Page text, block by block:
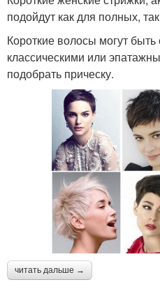
подойдут как для полных,
Короткие волосы могут
классическими или
подобрать прическу.
читать дальше →